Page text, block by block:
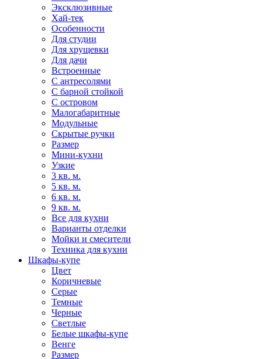
Эксклюзивные
Хай-тек
Особенности
Для студии
Для хрущевки
Для дачи
Встроенные
С антресолями
С барной стойкой
С островом
Малогабаритные
Модульные
Скрытые ручки
Размер
Мини-кухни
Узкие
3 кв. м.
5 кв. м.
6 кв. м.
9 кв. м.
Все для кухни
Варианты отделки
Мойки и смесители
Техника для кухни
Шкафы-купе
Цвет
Коричневые
Серые
Темные
Черные
Светлые
Белые шкафы-купе
Венге
Размер